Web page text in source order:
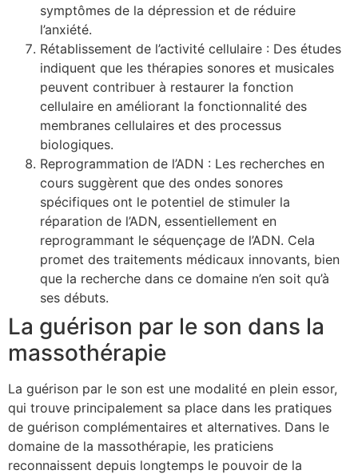
symptômes de la dépression et de réduire
l’anxiété.
Rétablissement de l’activité cellulaire : Des études
indiquent que les thérapies sonores et musicales
peuvent contribuer à restaurer la fonction
cellulaire en améliorant la fonctionnalité des
membranes cellulaires et des processus
biologiques.
Reprogrammation de l’ADN : Les recherches en
cours suggèrent que des ondes sonores
spécifiques ont le potentiel de stimuler la
réparation de l’ADN, essentiellement en
reprogrammant le séquençage de l’ADN. Cela
promet des traitements médicaux innovants, bien
que la recherche dans ce domaine n’en soit qu’à
ses débuts.
La guérison par le son dans la
massothérapie
La guérison par le son est une modalité en plein essor,
qui trouve principalement sa place dans les pratiques
de guérison complémentaires et alternatives. Dans le
domaine de la massothérapie, les praticiens
reconnaissent depuis longtemps le pouvoir de la